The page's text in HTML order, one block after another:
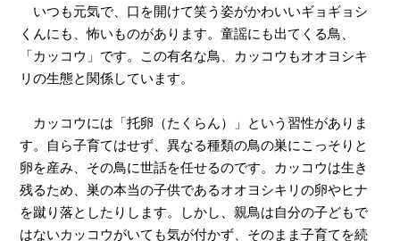
いつも元気で、口を開けて笑う姿がかわいいギョギョシ
くんにも、怖いものがあります。童謡にも出てくる鳥、
「カッコウ」です。この有名な鳥、カッコウもオオヨシキ
リの生態と関係しています。
カッコウには「托卵（たくらん）」という習性がありま
す。自ら子育てはせず、異なる種類の鳥の巣にこっそりと
卵を産み、その鳥に世話を任せるのです。カッコウは生き
残るため、巣の本当の子供であるオオヨシキリの卵やヒナ
を蹴り落としたりします。しかし、親鳥は自分の子どもで
はないカッコウがいても気が付かず、そのまま子育てを続